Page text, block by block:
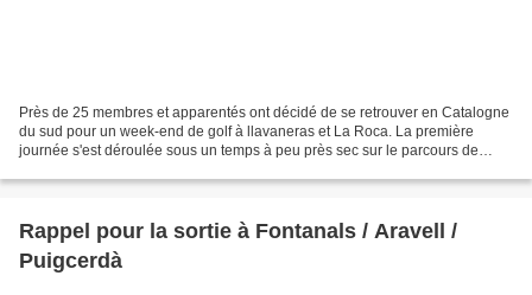
Près de 25 membres et apparentés ont décidé de se retrouver en Catalogne
du sud pour un week-end de golf à llavaneras et La Roca. La première
journée s'est déroulée sous un temps à peu près sec sur le parcours de
Rappel pour la sortie à Fontanals / Aravell /
Puigcerdà